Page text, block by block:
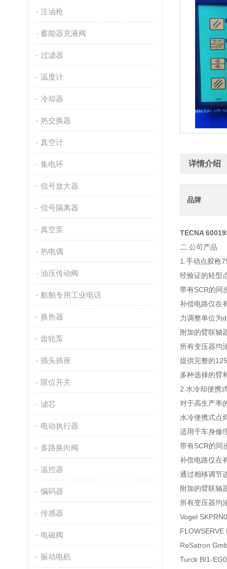
注油枪
蓄能器充液阀
过滤器
温度计
冷却器
热交换器
真空计
集电环
信号放大器
信号隔离器
真空泵
热电偶
油压传动阀
船舶专用工业电话
换热器
齿轮泵
插头插座
限位开关
滤芯
电动执行器
多路换向阀
温控器
编码器
传感器
电磁阀
振动电机
详情介绍
品牌
TECNA
二.公司产品
1.手动点胶枪
经验证的轻型
带有SCR的同
补偿电路仅在
力调整单位为
附加的臂联轴
所有变压器均
提供完整的
多种选择的臂
2.水冷却便携
对于高生产率
水冷便携式点
适用于车身修
带有SCR的同
补偿电路仅在
通过相移调节
附加的臂联轴
所有变压器均
Vogel
ReSatron
Turck BI1-